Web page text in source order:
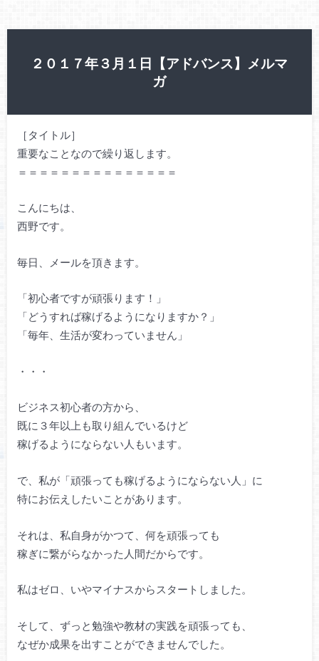
２０１７年３月１日【アドバンス】メルマ
ガ
［タイトル］
重要なことなので繰り返します。
＝＝＝＝＝＝＝＝＝＝＝＝＝＝＝
こんにちは、
西野です。
毎日、メールを頂きます。
「初心者ですが頑張ります！」
「どうすれば稼げるようになりますか？」
「毎年、生活が変わっていません」
・・・
ビジネス初心者の方から、
既に３年以上も取り組んでいるけど
稼げるようにならない人もいます。
で、私が「頑張っても稼げるようにならない人」に
特にお伝えしたいことがあります。
それは、私自身がかつて、何を頑張っても
稼ぎに繋がらなかった人間だからです。
私はゼロ、いやマイナスからスタートしました。
そして、ずっと勉強や教材の実践を頑張っても、
なぜか成果を出すことができませんでした。